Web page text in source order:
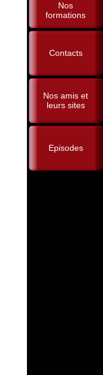
Nos
formations
Contacts
Nos amis et
leurs sites
Episodes